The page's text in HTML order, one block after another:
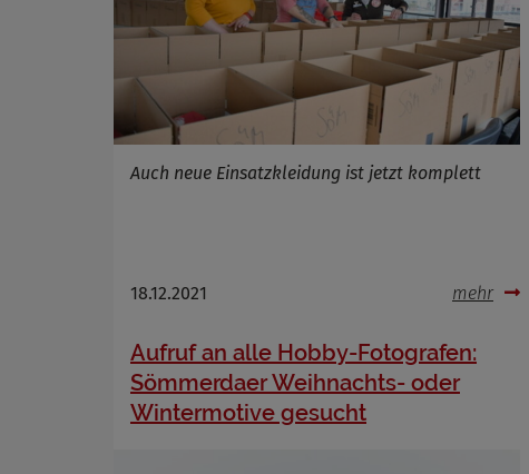
Auch neue Einsatzkleidung ist jetzt komplett
18.12.2021 mehr
Aufruf an alle Hobby-Fotografen:
Sömmerdaer Weihnachts- oder
Wintermotive gesucht
Anbieter
Zweck
Cookie Name
Cookie Laufzeit